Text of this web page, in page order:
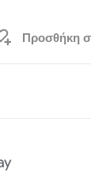
Προσθήκη